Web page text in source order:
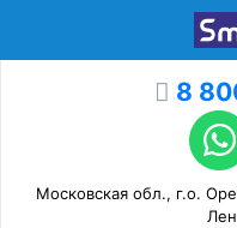
8
Московская обл., г.о.